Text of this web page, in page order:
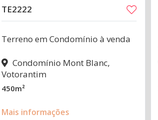
TE2222
Terreno em Condomínio à venda
Condomínio Mont Blanc,
Votorantim
450m²
Mais informações